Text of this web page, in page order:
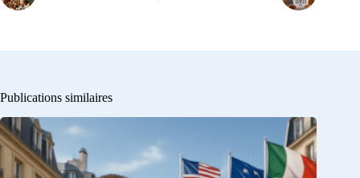
Publications similaires